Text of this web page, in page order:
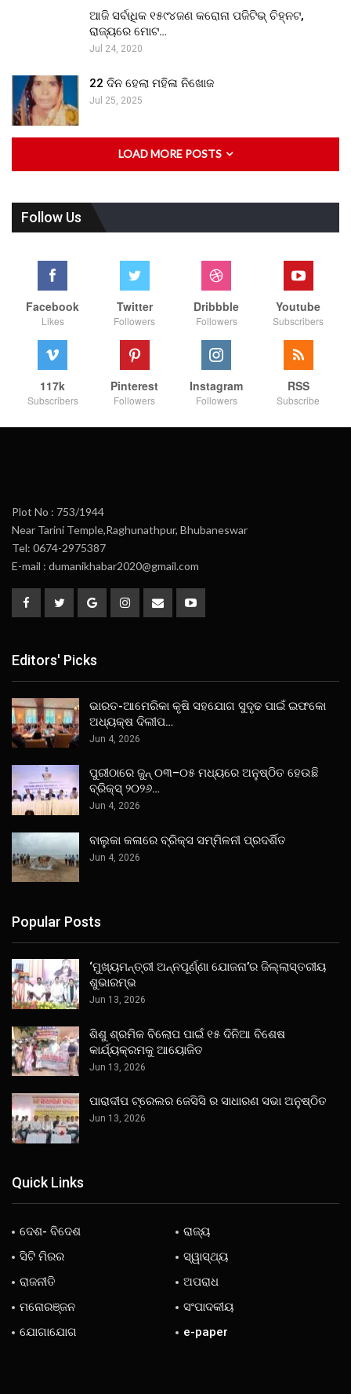
ଆଜି ସର୍ବାଧିକ ୧୫୯୪ଜଣ କରୋନା ପଜିଟିଭ୍ ଚିହ୍ନଟ,
ରାଜ୍ୟରେ ମୋଟ…
Jul 24, 2020
22 ଦିନ ହେଲା ମହିଳା ନିଖୋଜ
Jul 25, 2025
LOAD MORE POSTS
Follow Us
Facebook
Likes
Twitter
Followers
Dribbble
Followers
Youtube
Subscribers
117k
Subscribers
Pinterest
Followers
Instagram
Followers
RSS
Subscribe
Plot No : 753/1944
Near Tarini Temple,Raghunathpur, Bhubaneswar
Tel: 0674-2975387
E-mail : dumanikhabar2020@gmail.com
Editors' Picks
ଭାରତ-ଆମେରିକା କୃଷି ସହଯୋଗ ସୁଦୃଢ ପାଇଁ ଇଫକୋ
ଅଧ୍ୟକ୍ଷ ଦିଲୀପ…
Jun 4, 2026
ପୁରୀଠାରେ ଜୁନ୍ ୦୩–୦୫ ମଧ୍ୟରେ ଅନୁଷ୍ଠିତ ହେଉଛି
ବ୍ରିକ୍ସ୍ ୨୦୨୬…
Jun 4, 2026
ବାଲୁକା କଳାରେ ବ୍ରିକ୍ସ ସମ୍ମିଳନୀ ପ୍ରଦର୍ଶିତ
Jun 4, 2026
Popular Posts
‘ମୁଖ୍ୟମନ୍ତ୍ରୀ ଅନ୍ନପୂର୍ଣ୍ଣା ଯୋଜନା’ର ଜିଲ୍ଲାସ୍ତରୀୟ
ଶୁଭାରମ୍ଭ
Jun 13, 2026
ଶିଶୁ ଶ୍ରମିକ ବିଲୋପ ପାଇଁ ୧୫ ଦିନିଆ ବିଶେଷ
କାର୍ଯ୍ୟକ୍ରମକୁ ଆୟୋଜିତ
Jun 13, 2026
ପାରାଦୀପ ଟ୍ରେଲର ଜେସିସି ର ସାଧାରଣ ସଭା ଅନୁଷ୍ଠିତ
Jun 13, 2026
Quick Links
ଦେଶ- ବିଦେଶ
ରାଜ୍ୟ
ସିଟି ମିରର
ସ୍ୱାସ୍ଥ୍ୟ
ରାଜନୀତି
ଅପରାଧ
ମନୋରଞ୍ଜନ
ସଂପାଦକୀୟ
ଯୋଗାଯୋଗ
e-paper